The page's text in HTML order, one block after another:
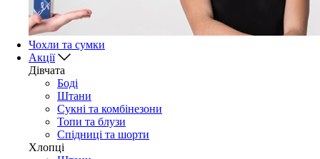
Чохли та сумки
Акції
Дівчата
Боді
Штани
Сукні та комбінезони
Топи та блузи
Спідниці та шорти
Хлопці